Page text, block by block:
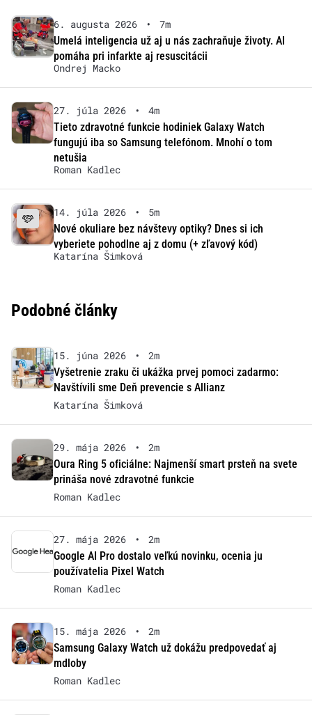
6. augusta 2026 •
7m
Umelá inteligencia už aj u nás zachraňuje životy. AI
pomáha pri infarkte aj resuscitácii
Ondrej Macko
27. júla 2026 •
4m
Tieto zdravotné funkcie hodiniek Galaxy Watch
fungujú iba so Samsung telefónom. Mnohí o tom
netušia
Roman Kadlec
14. júla 2026 •
5m
Nové okuliare bez návštevy optiky? Dnes si ich
vyberiete pohodlne aj z domu (+ zľavový kód)
Katarína Šimková
Podobné články
15. júna 2026 •
2m
Vyšetrenie zraku či ukážka prvej pomoci zadarmo:
Navštívili sme Deň prevencie s Allianz
Katarína Šimková
29. mája 2026 •
2m
Oura Ring 5 oficiálne: Najmenší smart prsteň na svete
prináša nové zdravotné funkcie
Roman Kadlec
27. mája 2026 •
2m
Google AI Pro dostalo veľkú novinku, ocenia ju
používatelia Pixel Watch
Roman Kadlec
15. mája 2026 •
2m
Samsung Galaxy Watch už dokážu predpovedať aj
mdloby
Roman Kadlec